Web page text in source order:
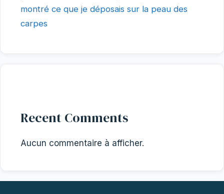
montré ce que je déposais sur la peau des
carpes
Recent Comments
Aucun commentaire à afficher.